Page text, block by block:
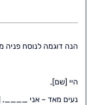
הנה דוגמה לנוסח פניה
היי [שם],
נעים מאד – אני ____,